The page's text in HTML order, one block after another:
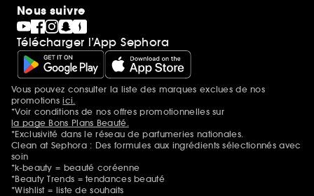
Nous suivre
Télécharger l’App Sephora
Mentions additionnelles
Vous pouvez consulter la liste des marques exclues de nos
promotionsici.
*Voir conditions de nos offres promotionnelles sur
la page Bons Plans Beauté.
*Exclusivité dans le réseau de parfumeries nationales.
Clean at Sephora : Des formules aux ingrédients sélectionnés avec
soin
*k-beauty = beauté coréenne
*Beauty Trends = tendances beauté
*Wishlist = liste de souhaits